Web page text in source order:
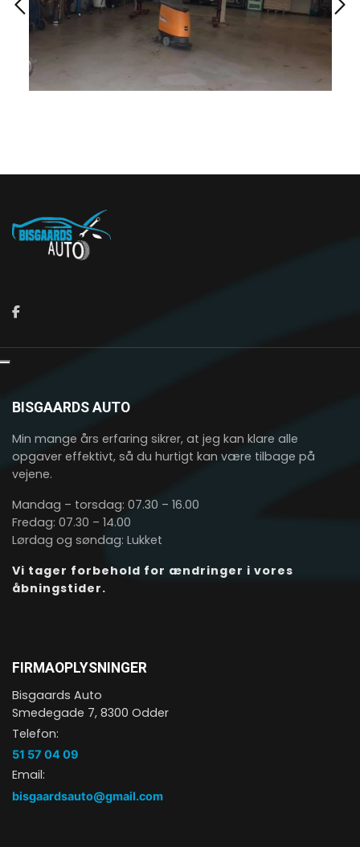
BISGAARDS AUTO
Min mange års erfaring sikrer, at jeg kan klare alle
opgaver effektivt, ​så du hurtigt kan være tilbage på
vejene.
Mandag – torsdag: 07.30 – 16.00
Fredag: 07.30 – 14.00
Lørdag og søndag: Lukket
Vi tager forbehold for ​ændringer i vores
åbningstider.
FIRMAOPLYSNINGER
Bisgaards Auto
Smedegade 7, 8300 Odder
Telefon:
51 57 04 09
Email:
bisgaardsauto@gmail.com